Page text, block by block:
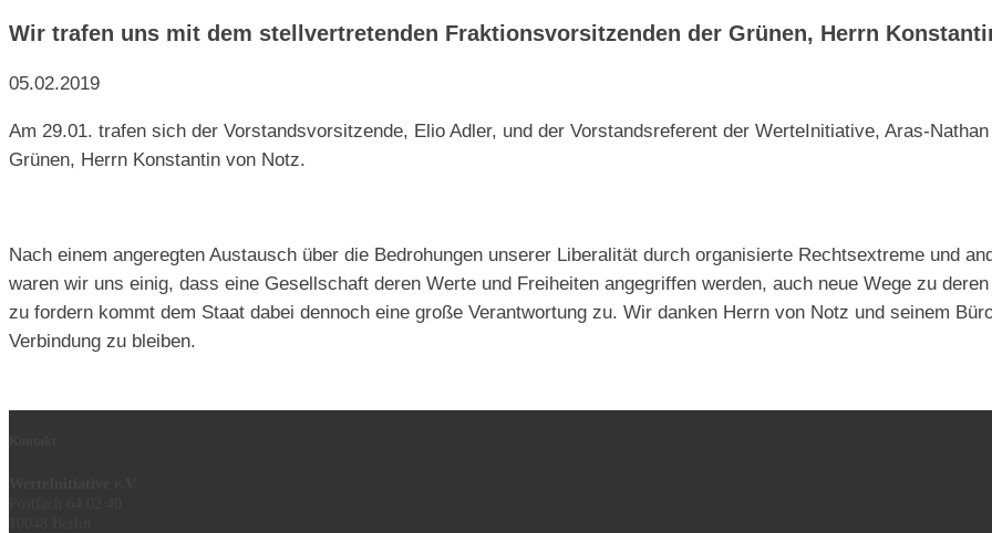
Wir trafen uns mit dem stellvertretenden Fraktionsvorsitzenden der Grünen, Herrn
05.02.2019
Am 29.01. trafen sich der Vorstandsvorsitzende, Elio Adler, und der Vorstandsreferent der WerteInitiative, Aras-
Grünen, Herrn Konstantin von Notz.
Nach einem angeregten Austausch über die Bedrohungen unserer Liberalität durch organisierte Rechtsextreme und
waren wir uns einig, dass eine Gesellschaft deren Werte und Freiheiten angegriffen werden, auch neue Wege zu
zu fordern kommt dem Staat dabei dennoch eine große Verantwortung zu. Wir danken Herrn von Notz und seinem
Verbindung zu bleiben.